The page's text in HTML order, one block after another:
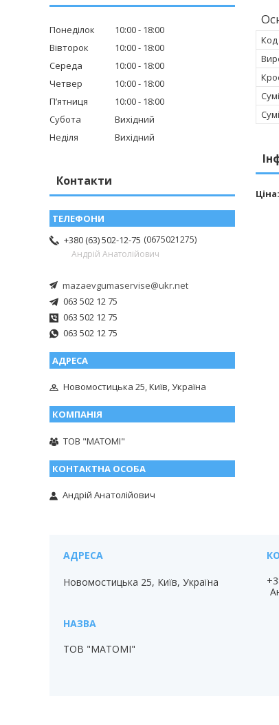
Код
Ціна:
Понеділок 10:00
18:00
Вівторок
10:00
18:00
Середа
10:00
18:00
Четвер
10:00
18:00
Пʼятниця
10:00
18:00
Субота
Вихідний
Неділя
Вихідний
Контакти
+380 (63) 502-12-75 0675021275
Андрій Анатолійович
mazaevgumaservise@ukr.net
063 502 12 75
063 502 12 75
063 502 12 75
Новомостицька 25, Київ, Україна
ТОВ "МАТОМІ"
Андрій Анатолійович
Новомостицька 25, Київ, Україна
ТОВ "МАТОМІ"